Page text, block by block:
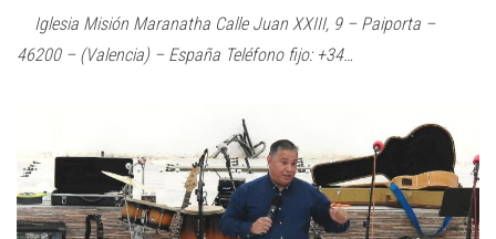
Iglesia Misión Maranatha Calle Juan XXIII, 9 – Paiporta –
46200 – (Valencia) – España Teléfono fijo: +34…